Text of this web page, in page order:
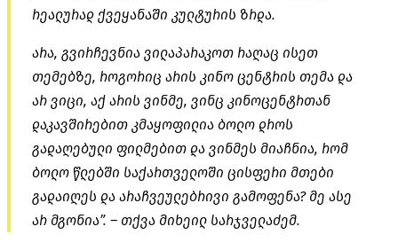
რეალურად ქვეყანაში კულტურის ზრდა.
არა, გვირჩევნია ვილაპარაკოთ რაღაც ისეთ
თემებზე, როგორიც არის კინო ცენტრის თემა და
არ ვიცი, აქ არის ვინმე, ვინც კინოცენტრთან
დაკავშირებით კმაყოფილია ბოლო დროს
გადაღებული ფილმებით და ვინმეს მიაჩნია, რომ
ბოლო წლებში საქართველოში ცისფერი მთები
გადაიღეს და არაჩვეულებრივი გამოფენა? მე ასე
არ მგონია”. – თქვა მიხეილ სარჯველაძემ.